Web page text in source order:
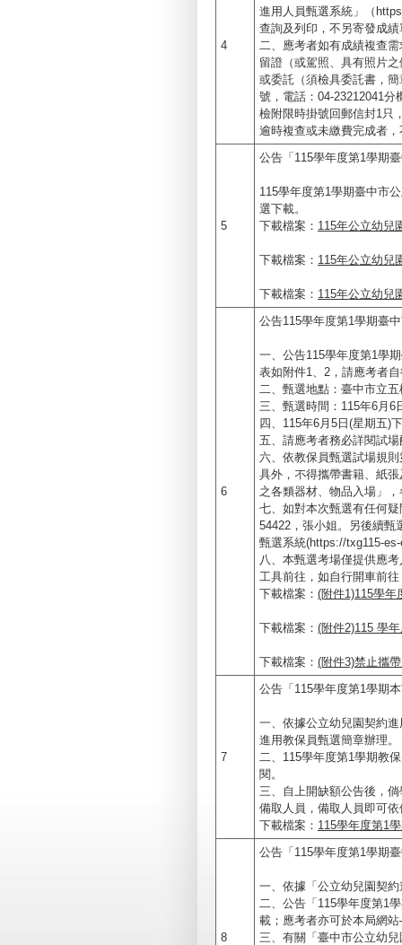
4
進用人員甄選系統」（
查詢及列印，不另寄發成績
二、應考者如有成績複查
留證（或駕照、具有照片
或委託（須檢具委託書，
號，電話：04-23212041
檢附限時掛號回郵信封1只
逾時複查或未繳費完成者
5
公告「115學年度第1學期
115學年度第1學期臺中市
選下載。
下載檔案： 115年公立幼兒
下載檔案： 115年公立幼兒
下載檔案： 115年公立幼兒
6
公告115學年度第1學期臺
一、公告115學年度第1學
表如附件1、2，請應考者
二、甄選地點：臺中市立
三、甄選時間：115年6月6
四、115年6月5日(星期五)
五、請應考者務必詳閱試
六、依教保員甄選試場規
具外，不得攜帶書籍、紙
之各類器材、物品入場」
七、如對本次甄選有任何
54422，張小姐。另後續甄
甄選系統(https://txg115-
八、本甄選考場僅提供應
工具前往，如自行開車前
下載檔案： (附件1)115學年
下載檔案： (附件2)115 學
下載檔案： (附件3)禁止攜
7
公告「115學年度第1學期
一、依據公立幼兒園契約
進用教保員甄選簡章辦理。
二、115學年度第1學期教
閱。
三、自上開缺額公告後，
備取人員，備取人員即可
下載檔案： 115學年度第1
8
公告「115學年度第1學期
一、依據「公立幼兒園契
二、公告「115學年度第1
載；應考者亦可於本局網
三、有關「臺中市公立幼